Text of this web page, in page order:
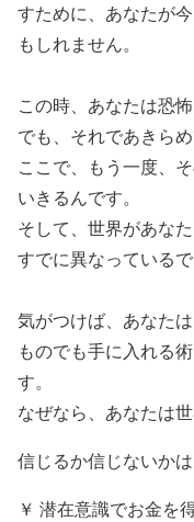
すために、あなたが
もしれません。
この時、あなたは恐
でも、それであきら
ここで、もう一度、
いきるんです。
そして、世界があな
すでに異なっているで
気がつけば、あなた
ものでも手に入れる
す。
なぜなら、あなたは
信じるか信じないかは
￥ 潜在意識でお金を